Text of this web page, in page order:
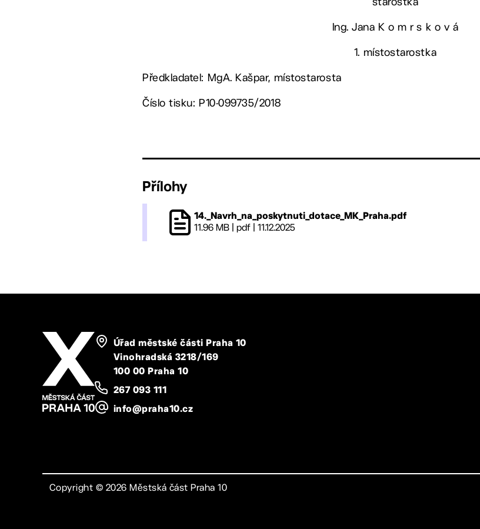
Ing. Jana K o m r s k o v á
1. místostarostka
Předkladatel: MgA. Kašpar, místostarosta
Číslo tisku: P10-099735/2018
Přílohy
14._Navrh_na_poskytnuti_dotace_MK_Praha.pdf
11.96 MB | pdf | 11.12.2025
Úřad městské části Praha 10
Vinohradská 3218/169
100 00 Praha 10
267 093 111
info@praha10.cz
Copyright © 2026 Městská část Praha 10